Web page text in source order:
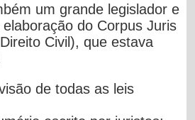
um grande legislador e
elaboração do Corpus Juris
Civil), queestava
de todas as leis